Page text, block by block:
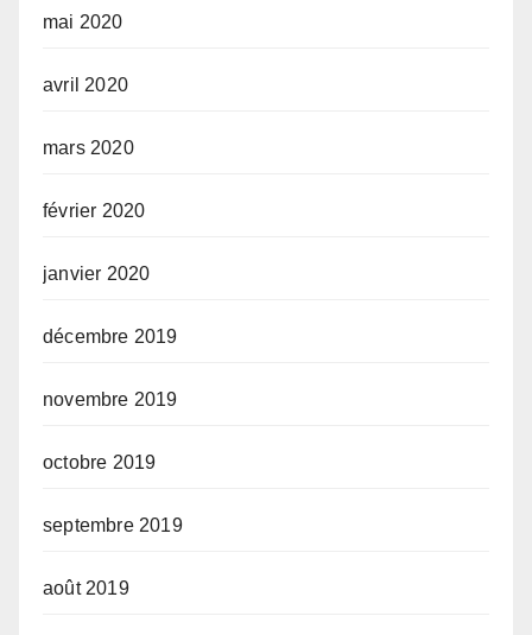
mai 2020
avril 2020
mars 2020
février 2020
janvier 2020
décembre 2019
novembre 2019
octobre 2019
septembre 2019
août 2019